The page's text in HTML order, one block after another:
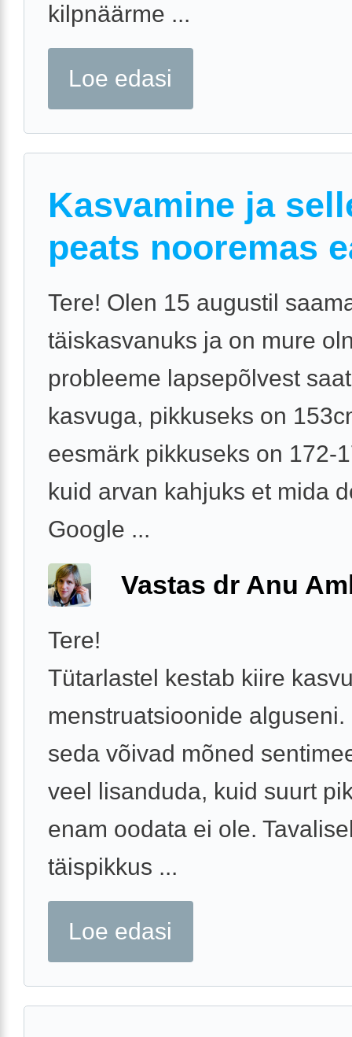
kilpnäärme ...
Loe edasi
Kasvamine ja
peats nooremas
Tere! Olen 15 augustil
täiskasvanuks ja on mure
probleeme lapsepõlvest
kasvuga, pikkuseks on
eesmärk pikkuseks on 172-
kuid arvan kahjuks et mida
Google ...
Vastas dr Anu
Tere!
Tütarlastel kestab kiire
menstruatsioonide alguseni.
seda võivad mõned
veel lisanduda, kuid suurt
enam oodata ei ole.
täispikkus ...
Loe edasi